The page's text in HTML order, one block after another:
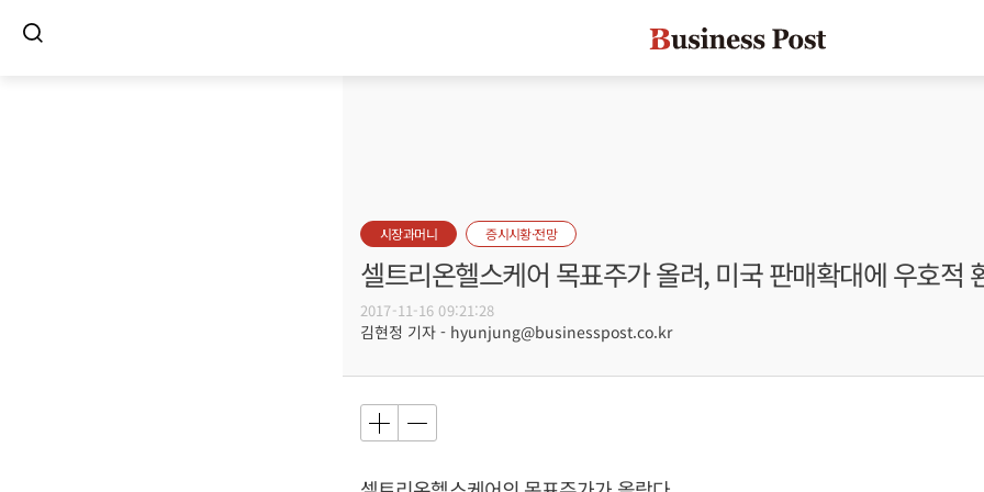
시장과머니 증시시황·전망
셀트리온헬스케어 목표주가 올려, 미국 판매확대에 우호적
2017-11-16 09:21:28
김현정 기자 - hyunjung@businesspost.co.kr